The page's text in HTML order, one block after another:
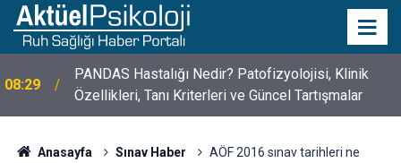
08:29
PANDAS Hastalığı Nedir? Patofizyolojisi, Klinik
Özellikleri, Tanı Kriterleri ve Güncel Tartışmalar
10 Mayıs Psikologlar Günü Nasıl Ortaya Çıktı? 10
Mayıs Tarihinin Hikayesi
Anasayfa Sınav Haber
AÖF 2016 sınav tarihleri ne